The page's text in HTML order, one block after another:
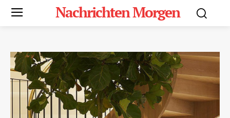
Nachrichten Morgen